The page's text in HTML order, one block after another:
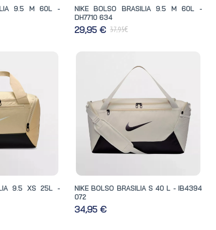
9.5 M 60L -
NIKE BOLSO BRASILIA 9.5 M 60L -
DH7710 634
29,95 € 37,95€
9.5 XS 25L -
NIKE BOLSO BRASILIA S 40 L - IB4394
072
34,95 €